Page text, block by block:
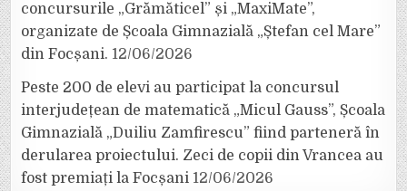
concursurile „Grămăticel” și „MaxiMate”,
organizate de Școala Gimnazială „Ștefan cel Mare”
din Focșani. 12/06/2026
Peste 200 de elevi au participat la concursul
interjudețean de matematică „Micul Gauss”, Școala
Gimnazială „Duiliu Zamfirescu” fiind parteneră în
derularea proiectului. Zeci de copii din Vrancea au
fost premiați la Focșani 12/06/2026